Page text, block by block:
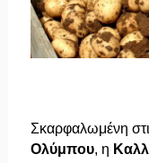
Σκαρφαλωμένη
Ολύμπου, η